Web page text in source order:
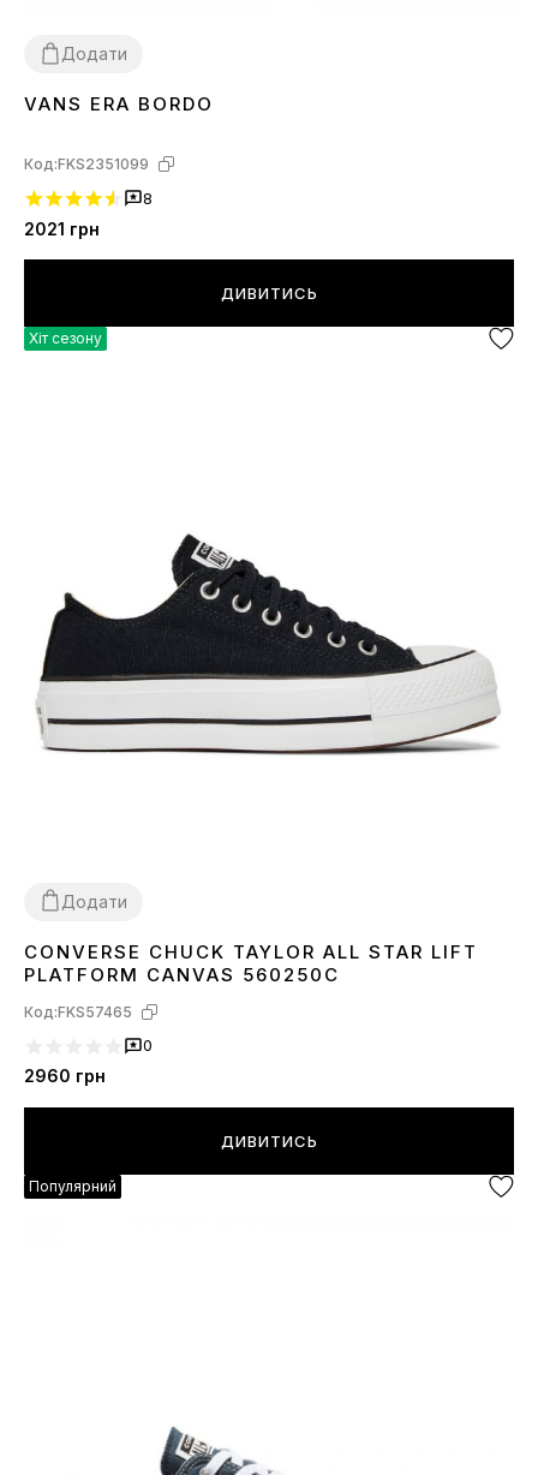
Додати
3637 39 4041
VANS ERA BORDO
Код:FKS2351099
8
2021 грн
ДИВИТИСЬ
Хіт сезону
Додати
4243
CONVERSE CHUCK TAYLOR ALL STAR LIFT
PLATFORM CANVAS 560250C
Код:FKS57465
0
2960 грн
ДИВИТИСЬ
Популярний